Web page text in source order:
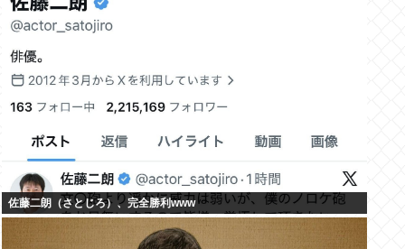
佐藤二朗（さとじろ）、完全勝利www